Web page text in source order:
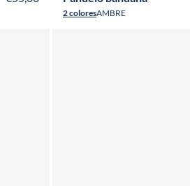
2 coloresAMBRE